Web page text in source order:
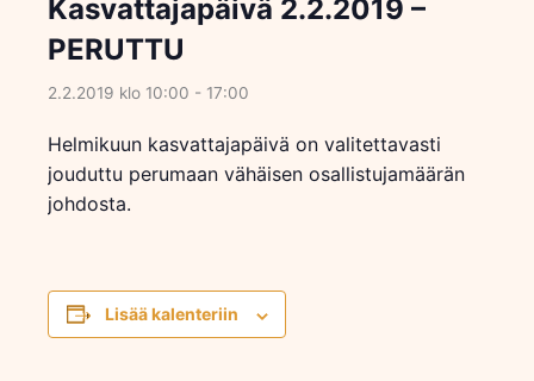
Kasvattajapäivä 2.2.2019 –
PERUTTU
2.2.2019 klo 10:00 - 17:00
Helmikuun kasvattajapäivä on valitettavasti
jouduttu perumaan vähäisen osallistujamäärän
johdosta.
Lisää kalenteriin